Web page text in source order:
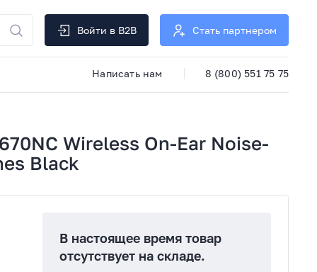
Войти в B2B Стать партнером
Написать нам 8 (800) 551 75 75
Wireless On-Ear Noise-
Black
В настоящее время товар
отсутствует на складе.